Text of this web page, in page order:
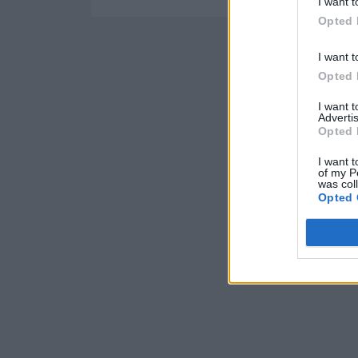
Opted
I want
Opted
I want
Opted
I want
of my
was
Opted